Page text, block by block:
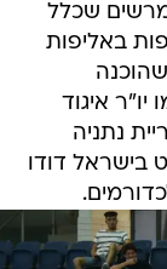
שכלל
באליפות
איגוד
נתניה
בישראל דודו